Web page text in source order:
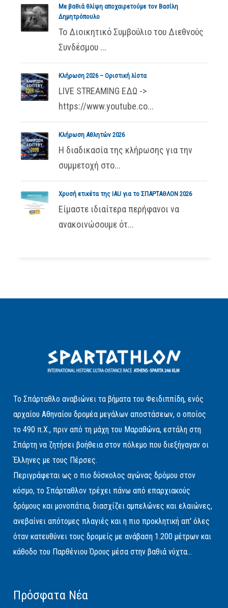
Με βαθιά θλίψη αποχαιρετούμε τον Βασίλη
Δημητρόπουλο
Το Διοικητικό Συμβούλιο του Διεθνούς
Συνδέσμου ...
Κλήρωση 2026 – Οριστική λίστα
LIVE STREAMING ΕΔΩ ->
https://www.youtube.co...
Κλήρωση Αθλητών 2026
Η διαδικασία της κλήρωσης για την
συμμετοχή στο...
Χρυσή ετικέτα της IAU για το ΣΠΑΡΤΑΘΛΟΝ 2026
Είμαστε ιδιαίτερα περήφανοι να
ανακοινώσουμε ότ...
Το Σπάρταθλο αναβιώνει τα βήματα του Φειδιππίδη, ενός
αρχαίου Αθηναίου δρομέα μεγάλων αποστάσεων, ο οποίος
το 490 π.Χ., πριν από τη μάχη του Μαραθώνα, εστάλη στη
Σπάρτη να ζητήσει βοήθεια στον πόλεμο που διεξήγαγαν οι
Έλληνες με τους Πέρσες.
Περιγράφεται ως ο πιο δύσκολος αγώνας δρόμου στον
κόσμο, το Σπάρταθλον τρέχει πάνω από επαρχιακούς
δρόμους και μονοπάτια, διασχίζει αμπελώνες και ελαιώνες,
ανεβαίνει απότομες πλαγιές και η πιο προκλητική απ' όλες
όταν κατευθύνει τους δρομείς με ανάβαση 1.200 μέτρων και
κάθοδο του Παρθένιου Όρους μέσα στην βαθιά νύχτα...
Πρόσφατα Νέα